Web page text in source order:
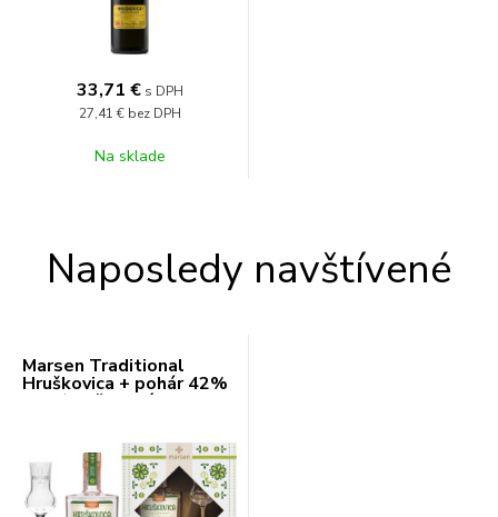
33,71 € s DPH
27,41 € bez DPH
Na sklade
Naposledy navštívené
Marsen Traditional
Hruškovica + pohár 42%
0,5l (darčekové balenie